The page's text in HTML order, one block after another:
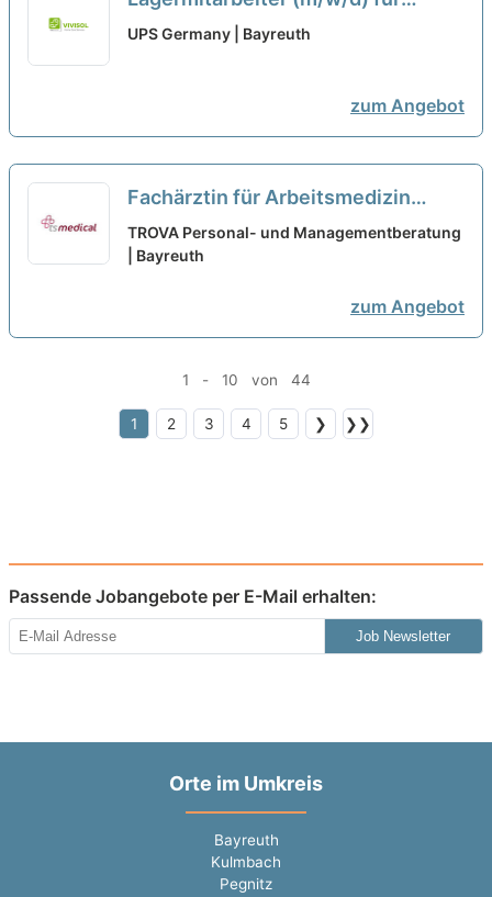
Pakete in Teilzeit für die
UPS Germany | Bayreuth
zum Angebot
Fachärztin für Arbeitsmedizin
(m/w/d) Bayreuth - Teilzeit /
Vollzeit
TROVA Personal- und Managementberatung
| Bayreuth
zum Angebot
1 - 10 von 44
1 2 3 4 5 ❯ ❯❯
Passende Jobangebote per E-Mail erhalten:
Job Newsletter
Orte im Umkreis
Bayreuth
Kulmbach
Pegnitz